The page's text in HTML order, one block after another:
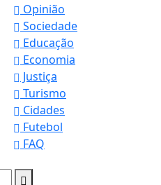
Opinião
Sociedade
Educação
Economia
Justiça
Turismo
Cidades
Futebol
FAQ